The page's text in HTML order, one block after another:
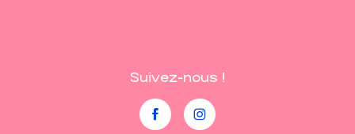
Suivez-nous !